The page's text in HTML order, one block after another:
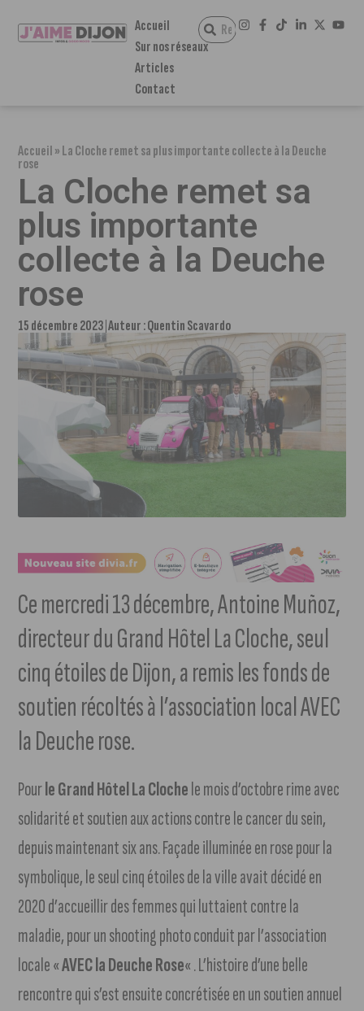
Accueil
Sur nos réseaux
Articles
Contact
Accueil»La Cloche remet sa plus importante collecte à la Deuche
rose
La Cloche remet sa
plus importante
collecte à la Deuche
rose
15 décembre 2023 Auteur :Quentin Scavardo
Ce mercredi 13 décembre, Antoine Muñoz,
directeur du Grand Hôtel La Cloche, seul
cinq étoiles de Dijon, a remis les fonds de
soutien récoltés à l’association local AVEC
la Deuche rose.
Pourle Grand Hôtel La Clochele mois d’octobre rime avec
solidarité et soutien aux actions contre le cancer du sein,
depuis maintenant six ans. Façade illuminée en rose pour la
symbolique, le seul cinq étoiles de la ville avait décidé en
2020 d’accueillir des femmes qui luttaient contre la
maladie, pour un shooting photo conduit par l’association
locale «AVEC la Deuche Rose« . L’histoire d’une belle
rencontre qui s’est ensuite concrétisée en un soutien annuel